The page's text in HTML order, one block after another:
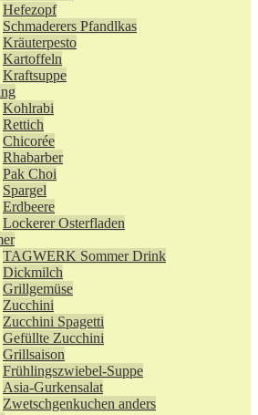
Hefezopf
Schmaderers Pfandlkas
Kräuterpesto
Kartoffeln
Kraftsuppe
Kohlrabi
Rettich
Chicorée
Rhabarber
Pak Choi
Spargel
Erdbeere
Lockerer Osterfladen
TAGWERK Sommer Drink
Dickmilch
Grillgemüse
Zucchini
Zucchini Spagetti
Gefüllte Zucchini
Grillsaison
Frühlingszwiebel-Suppe
Asia-Gurkensalat
Zwetschgenkuchen anders